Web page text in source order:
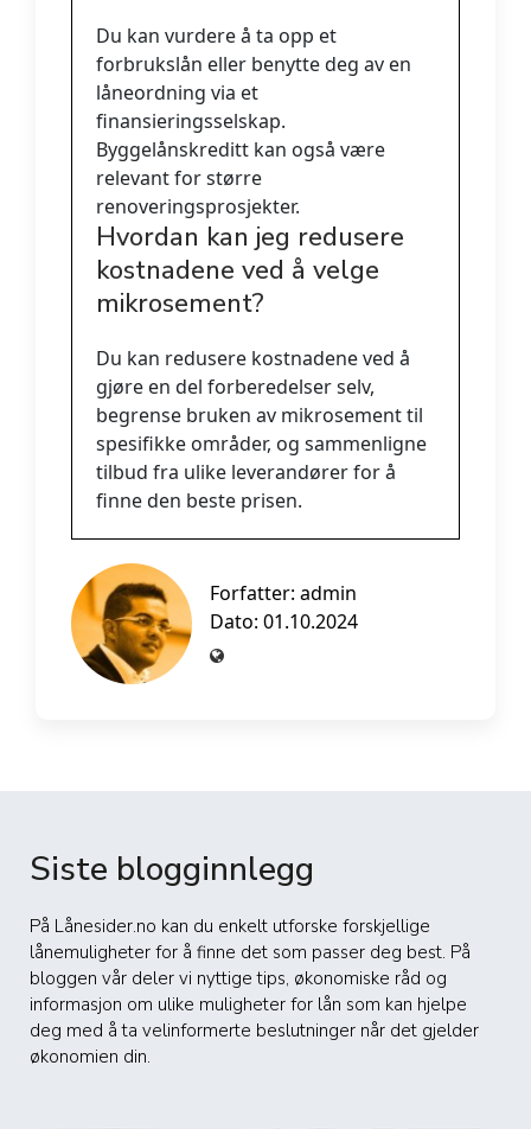
Du kan vurdere å ta opp et
forbrukslån eller benytte deg av en
låneordning via et
finansieringsselskap.
Byggelånskreditt kan også være
relevant for større
renoveringsprosjekter.
Hvordan kan jeg redusere
kostnadene ved å velge
mikrosement?
Du kan redusere kostnadene ved å
gjøre en del forberedelser selv,
begrense bruken av mikrosement til
spesifikke områder, og sammenligne
tilbud fra ulike leverandører for å
finne den beste prisen.
Forfatter: admin
Dato: 01.10.2024
Siste blogginnlegg
På Lånesider.no kan du enkelt utforske forskjellige
lånemuligheter for å finne det som passer deg best. På
bloggen vår deler vi nyttige tips, økonomiske råd og
informasjon om ulike muligheter for lån som kan hjelpe
deg med å ta velinformerte beslutninger når det gjelder
økonomien din.